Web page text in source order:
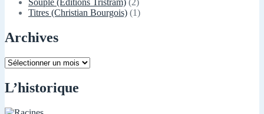
Souple (Editions Tristram) (2)
Titres (Christian Bourgois) (1)
Archives
Archives
L’historique